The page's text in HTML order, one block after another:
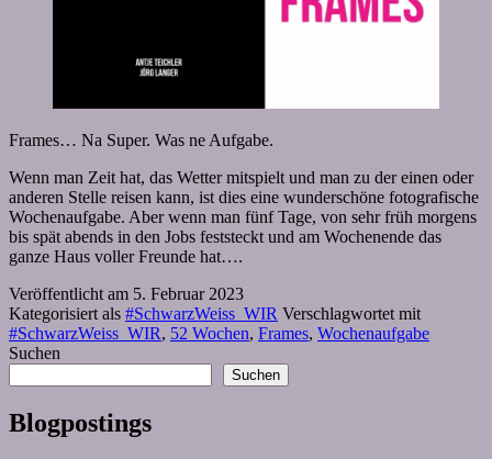
Frames… Na Super. Was ne Aufgabe.
Wenn man Zeit hat, das Wetter mitspielt und man zu der einen oder
anderen Stelle reisen kann, ist dies eine wunderschöne fotografische
Wochenaufgabe. Aber wenn man fünf Tage, von sehr früh morgens
bis spät abends in den Jobs feststeckt und am Wochenende das
ganze Haus voller Freunde hat….
Veröffentlicht am 5. Februar 2023
Kategorisiert als #SchwarzWeiss_WIR Verschlagwortet mit
#SchwarzWeiss_WIR, 52 Wochen, Frames, Wochenaufgabe
Suchen
Suchen
Blogpostings